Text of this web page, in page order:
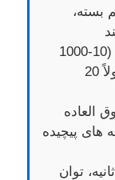
بسته،
ویسکوزیته کم (10-1000
پاسکال) به حداقل فشار تزریق (معمولاً 20
العاده
هندسه های پیچیده
پخت کامل در 160-220 ثانیه، توان